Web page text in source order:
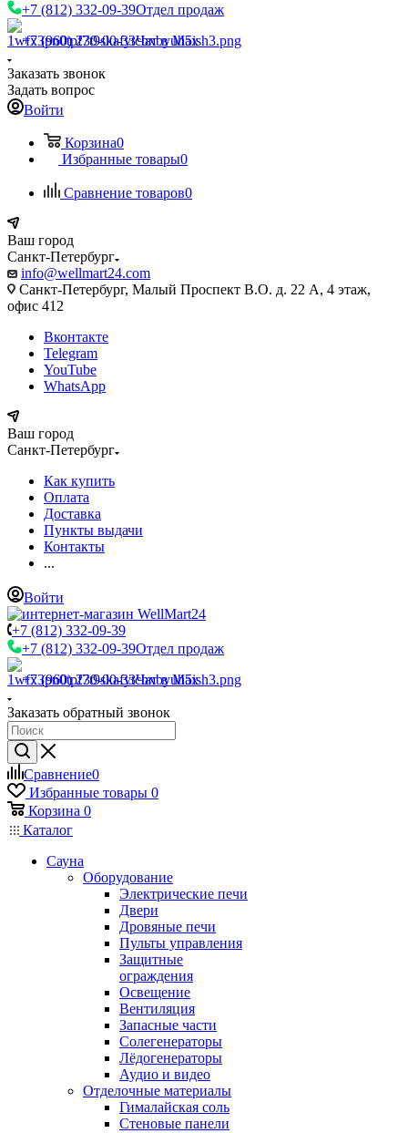
+7 (812) 332-09-39Отдел продаж
+7 (960) 230-00-33Чат в Max
Заказать звонок
Задать вопрос
Войти
Корзина0
Избранные товары0
Сравнение товаров0
Ваш город
Санкт-Петербург
info@wellmart24.com
Санкт-Петербург, Малый Проспект В.О. д. 22 А, 4 этаж,
офис 412
Вконтакте
Telegram
YouTube
WhatsApp
Ваш город
Санкт-Петербург
Как купить
Оплата
Доставка
Пункты выдачи
Контакты
...
Войти
+7 (812) 332-09-39
+7 (812) 332-09-39Отдел продаж
+7 (960) 230-00-33Чат в Max
Заказать обратный звонок
Сравнение0
Избранные товары 0
Корзина 0
Каталог
Сауна
Оборудование
Электрические печи
Двери
Дровяные печи
Пульты управления
Защитные
ограждения
Освещение
Вентиляция
Запасные части
Солегенераторы
Лёдогенераторы
Аудио и видео
Отделочные материалы
Гималайская соль
Стеновые панели